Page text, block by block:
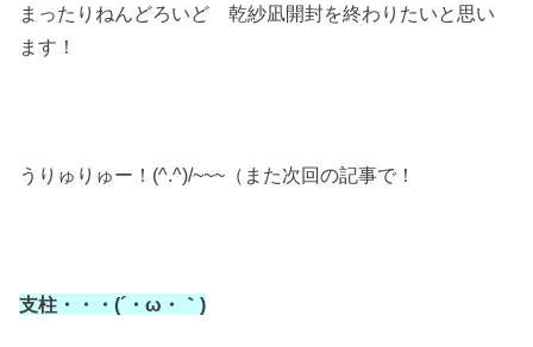
まったりねんどろいど 乾紗凪開封を終わりたいと思い
ます！
うりゅりゅー！(^.^)/~~~（また次回の記事で！
支柱・・・(´・ω・｀)